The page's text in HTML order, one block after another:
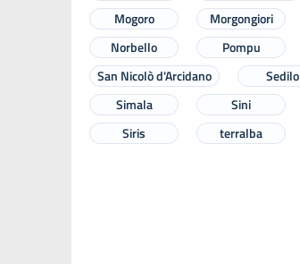
Mogoro
Morgongiori
Norbello
Pompu
San Nicolò d'Arcidano
Sedilo
Simala
Sini
Siris
terralba